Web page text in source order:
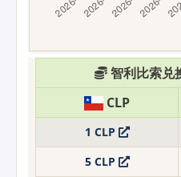
智利比索兑
CLP
1 CLP
5 CLP